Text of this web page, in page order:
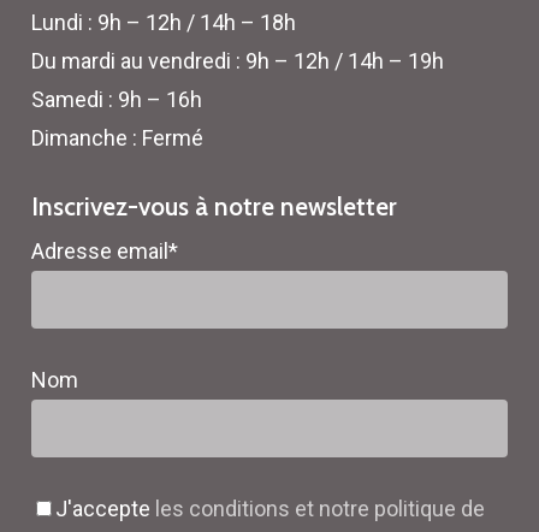
Lundi : 9h – 12h / 14h – 18h
Du mardi au vendredi : 9h – 12h / 14h – 19h
Samedi : 9h – 16h
Dimanche : Fermé
Inscrivez-vous à notre newsletter
Adresse email*
Nom
J'accepte les conditions et notre politique de